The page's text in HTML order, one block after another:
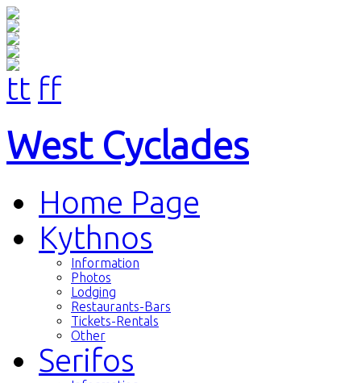
tt ff
West Cyclades
Home Page
Kythnos
Information
Photos
Lodging
Restaurants-Bars
Tickets-Rentals
Other
Serifos